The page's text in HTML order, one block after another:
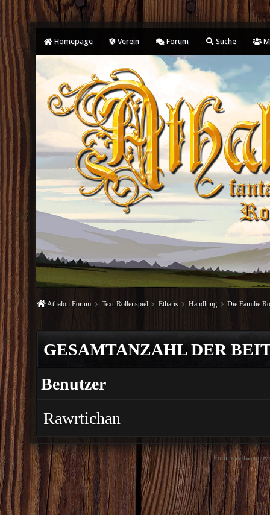
Homepage Verein Forum Suche
Athalon Forum Text-Rollenspiel Etharis Handlung Die Familie
GESAMTANZAHL DER
Benutzer
Rawrtichan
Forum software